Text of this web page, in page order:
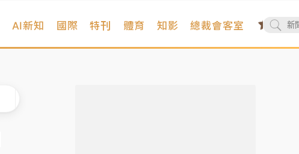
AI新知 國際 特刊 體育 知影 總裁會客室